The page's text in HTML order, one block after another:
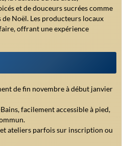
et de douceurs sucrées comme
Noël. Les producteurs locaux
offrant une expérience
de fin novembre à début janvier
facilement accessible à pied,
ateliers parfois sur inscription ou